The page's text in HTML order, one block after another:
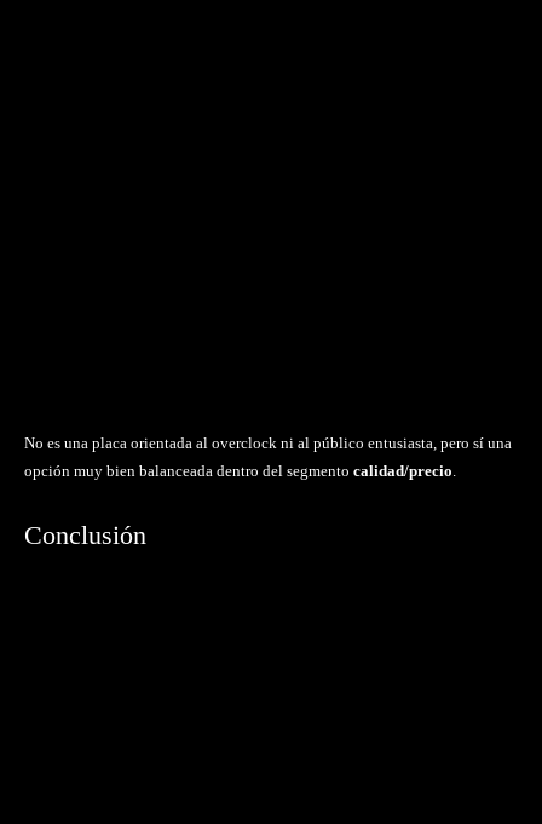
No es una placa orientada al overclock ni al público entusiasta, pero sí una
opción muy bien balanceada dentro del segmento calidad/precio
Conclusión